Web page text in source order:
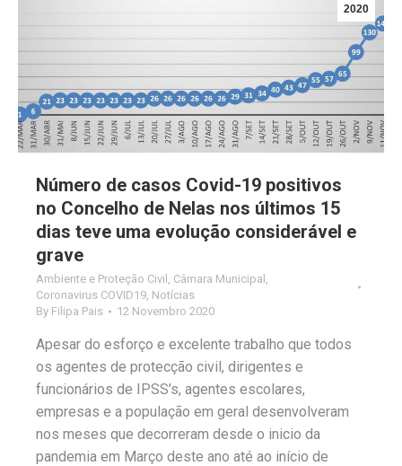
2020
Número de casos Covid-19 positivos
no Concelho de Nelas nos últimos 15
dias teve uma evolução considerável e
grave
Ambiente e Proteção Civil Câmara Municipal
Coronavirus COVID19 Notícias
By Filipa Pais 12 Novembro 2020
Apesar do esforço e excelente trabalho que todos
os agentes de protecção civil, dirigentes e
funcionários de IPSS’s, agentes escolares,
empresas e a população em geral desenvolveram
nos meses que decorreram desde o inicio da
pandemia em Março deste ano até ao início de